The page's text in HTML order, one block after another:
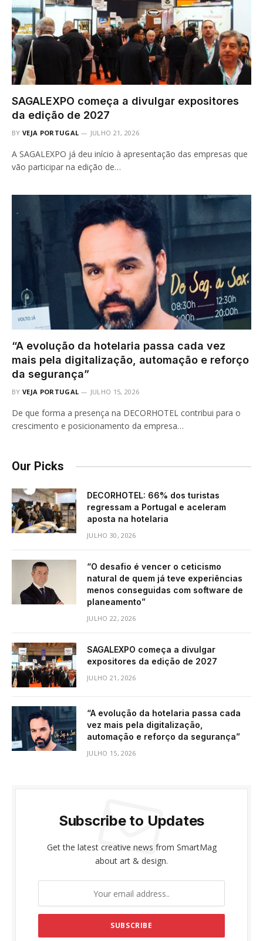
SAGALEXPO começa a divulgar expositores
da edição de 2027
BY VEJA PORTUGAL JULHO 21, 2026
A SAGALEXPO já deu início à apresentação das empresas que
vão participar na edição de…
“A evolução da hotelaria passa cada vez
mais pela digitalização, automação e reforço
da segurança”
BY VEJA PORTUGAL JULHO 15, 2026
De que forma a presença na DECORHOTEL contribui para o
crescimento e posicionamento da empresa…
Our Picks
DECORHOTEL: 66% dos turistas
regressam a Portugal e aceleram
aposta na hotelaria
JULHO 30, 2026
“O desafio é vencer o ceticismo
natural de quem já teve experiências
menos conseguidas com software de
planeamento”
JULHO 22, 2026
SAGALEXPO começa a divulgar
expositores da edição de 2027
JULHO 21, 2026
“A evolução da hotelaria passa cada
vez mais pela digitalização,
automação e reforço da segurança”
JULHO 15, 2026
Subscribe to Updates
Get the latest creative news from SmartMag
about art & design.